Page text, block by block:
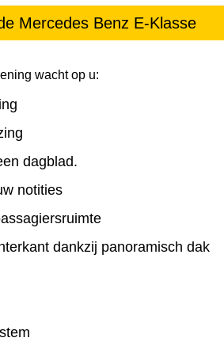
Mercedes Benz E-Klasse
wacht op u:
dagblad.
notities
dankzij panoramisch dak